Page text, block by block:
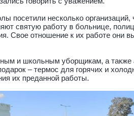
посетили несколько
святую работу в больнице,
Свое отношение к их работе они
и школьным уборщикам, а также
– термос для горячих и
их преданной работы.